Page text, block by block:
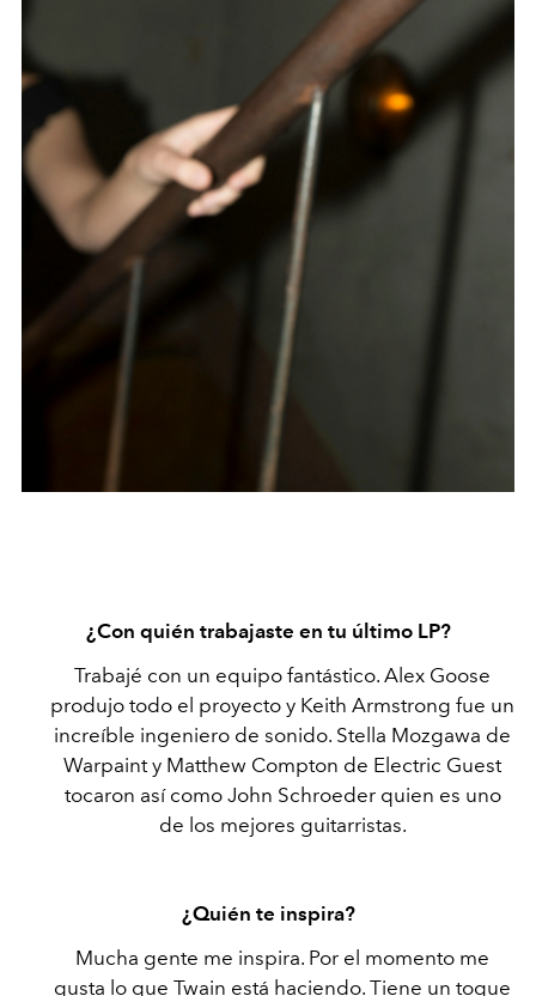
¿Con quién trabajaste en tu último LP?
Trabajé con un equipo fantástico. Alex Goose
produjo todo el proyecto y Keith Armstrong fue un
increíble ingeniero de sonido. Stella Mozgawa de
Warpaint y Matthew Compton de Electric Guest
tocaron así como John Schroeder quien es uno
de los mejores guitarristas.
¿Quién te inspira?
Mucha gente me inspira. Por el momento me
gusta lo que Twain está haciendo. Tiene un toque